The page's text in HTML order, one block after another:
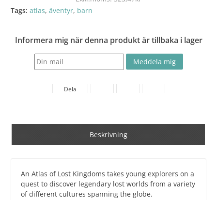
Tags: atlas,äventyr, barn
Informera mig när denna produkt är tillbaka i lager
Dela
Beskrivning
An Atlas of Lost Kingdoms takes young explorers on a
quest to discover legendary lost worlds from a variety
of different cultures spanning the globe.